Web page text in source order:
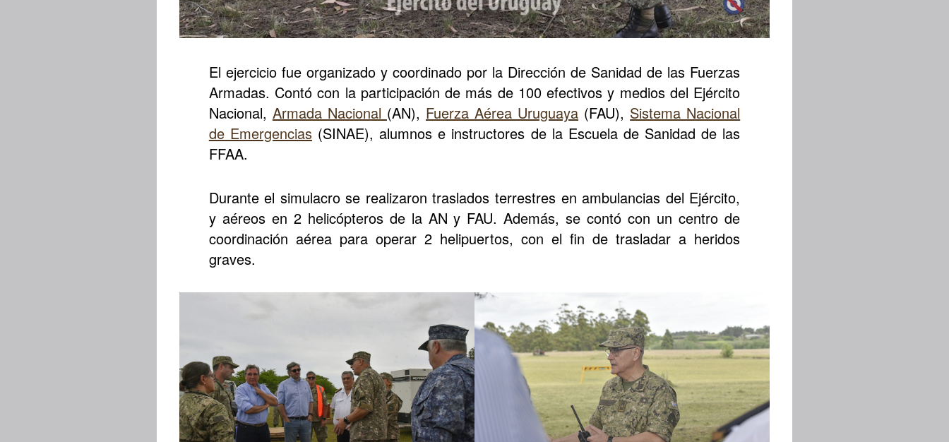
El ejercicio fue organizado y coordinado por la Dirección de Sanidad de las Fuerzas
Armadas. Contó con la participación de más de 100 efectivos y medios del Ejército
Nacional, Armada Nacional (AN), Fuerza Aérea Uruguaya (FAU), Sistema Nacional
de Emergencias(SINAE), alumnos e instructores de la Escuela de Sanidad de las
FFAA.
Durante el simulacro se realizaron traslados terrestres en ambulancias del Ejército,
y aéreos en 2 helicópteros de la AN y FAU. Además, se contó con un centro de
coordinación aérea para operar 2 helipuertos, con el fin de trasladar a heridos
graves.